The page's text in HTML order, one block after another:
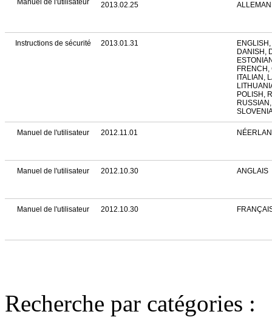
Manuel de l'utilisateur 2013.02.25
Instructions de sécurité 2013.01.31
DANISH,
FRENCH,
ITALIAN,
POLISH,
Manuel de l'utilisateur 2012.11.01
Manuel de l'utilisateur 2012.10.30 ANGLAIS
Manuel de l'utilisateur 2012.10.30
Recherche par catégories :